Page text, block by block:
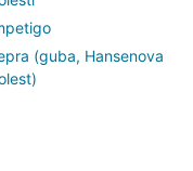
(guba, Hansenova